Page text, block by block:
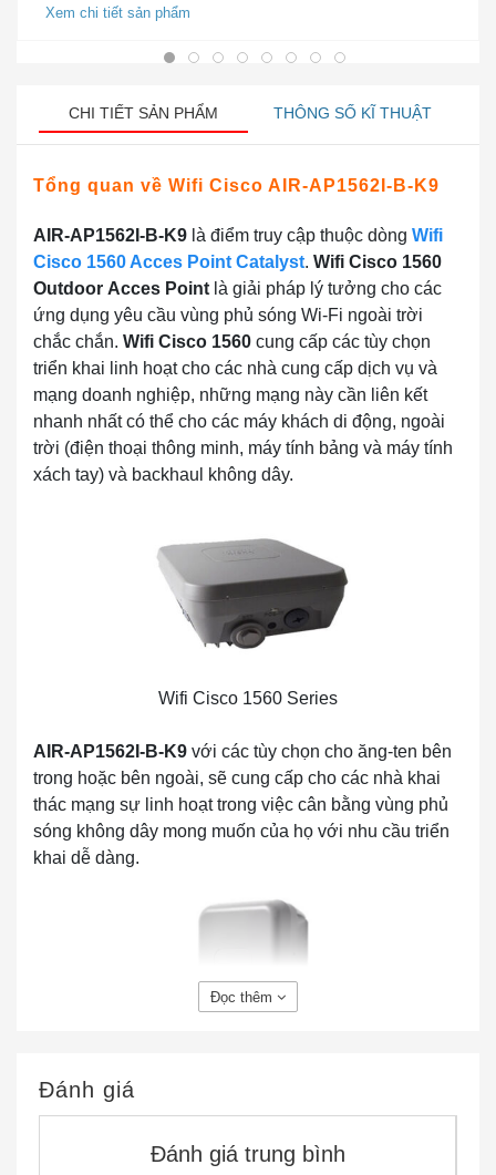
Xem chi tiết sản phẩm
CHI TIẾT SẢN PHẨM THÔNG SỐ KĨ THUẬT
Tổng quan về Wifi Cisco AIR-AP1562I-B-K9
AIR-AP1562I-B-K9 là điểm truy cập thuộc dòng Wifi
Cisco 1560 Acces Point Catalyst. Wifi Cisco 1560
Outdoor Acces Point là giải pháp lý tưởng cho các
ứng dụng yêu cầu vùng phủ sóng Wi-Fi ngoài trời
chắc chắn. Wifi Cisco 1560 cung cấp các tùy chọn
triển khai linh hoạt cho các nhà cung cấp dịch vụ và
mạng doanh nghiệp, những mạng này cần liên kết
nhanh nhất có thể cho các máy khách di động, ngoài
trời (điện thoại thông minh, máy tính bảng và máy tính
xách tay) và backhaul không dây.
Wifi Cisco 1560 Series
AIR-AP1562I-B-K9 với các tùy chọn cho ăng-ten bên
trong hoặc bên ngoài, sẽ cung cấp cho các nhà khai
thác mạng sự linh hoạt trong việc cân bằng vùng phủ
sóng không dây mong muốn của họ với nhu cầu triển
khai dễ dàng.
AIR-AP1562I-B-K9 802.11ac W2 Low-Profile Outdoor
Đọc thêm
Đánh giá
Đánh giá trung bình